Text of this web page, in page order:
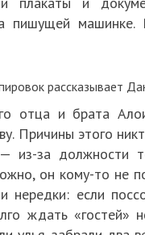
пишущей
рассказывает
отца и брата
Причины этого
из-за должности
он кому-то не
нередки: если
ждать «гостей»